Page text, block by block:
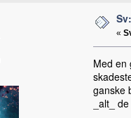
«
Med en
ganske
_alt_